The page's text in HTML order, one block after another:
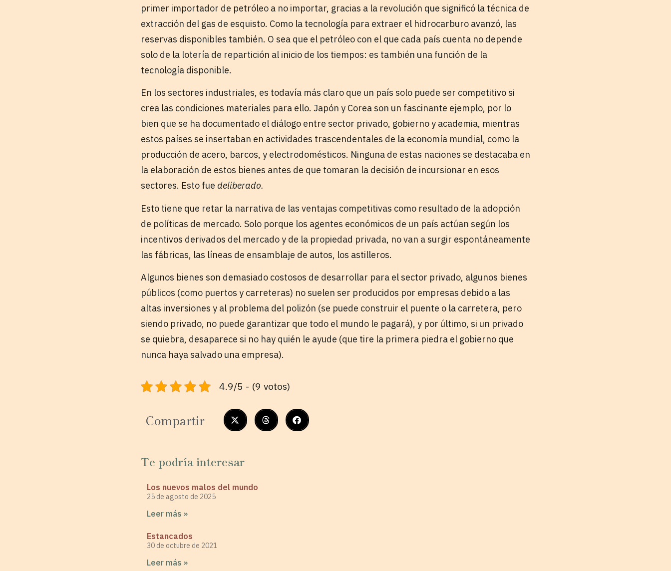
primer importador de petróleo a no importar, gracias a la revolución que significó la técnica de
extracción del gas de esquisto. Como la tecnología para extraer el hidrocarburo avanzó, las
reservas disponibles también. O sea que el petróleo con el que cada país cuenta no depende
solo de la lotería de repartición al inicio de los tiempos: es también una función de la
tecnología disponible.
En los sectores industriales, es todavía más claro que un país solo puede ser competitivo si
crea las condiciones materiales para ello. Japón y Corea son un fascinante ejemplo, por lo
bien que se ha documentado el diálogo entre sector privado, gobierno y academia, mientras
estos países se insertaban en actividades trascendentales de la economía mundial, como la
producción de acero, barcos, y electrodomésticos. Ninguna de estas naciones se destacaba en
la elaboración de estos bienes antes de que tomaran la decisión de incursionar en esos
sectores. Esto fue deliberado.
Esto tiene que retar la narrativa de las ventajas competitivas como resultado de la adopción
de políticas de mercado. Solo porque los agentes económicos de un país actúan según los
incentivos derivados del mercado y de la propiedad privada, no van a surgir espontáneamente
las fábricas, las líneas de ensamblaje de autos, los astilleros.
Algunos bienes son demasiado costosos de desarrollar para el sector privado, algunos bienes
públicos (como puertos y carreteras) no suelen ser producidos por empresas debido a las
altas inversiones y al problema del polizón (se puede construir el puente o la carretera, pero
siendo privado, no puede garantizar que todo el mundo le pagará), y por último, si un privado
se quiebra, desaparece si no hay quién le ayude (que tire la primera piedra el gobierno que
nunca haya salvado una empresa).
4.9/5 - (9 votos)
Compartir
Te podría interesar
Los nuevos malos del mundo
25 de agosto de 2025
Leer más »
Estancados
30 de octubre de 2021
Leer más »